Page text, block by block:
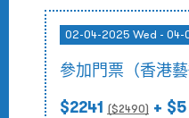
02-04-2025 Wed - 04-
參加門票（香港藝
$2241 ($2490) + $5